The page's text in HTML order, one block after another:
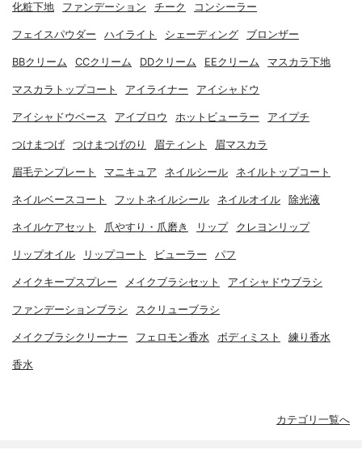
化粧下地 ファンデーション チーク コンシーラー
フェイスパウダー ハイライト シェーディング ブロンザー
BBクリーム CCクリーム DDクリーム EEクリーム マスカラ下地
マスカラトップコート アイライナー アイシャドウ
アイシャドウベース アイブロウ ホットビューラー アイプチ
つけまつげ つけまつげのり 眉ティント 眉マスカラ
眉毛テンプレート マニキュア ネイルシール ネイルトップコート
ネイルベースコート フットネイルシール ネイルオイル 除光液
ネイルケアセット 爪やすり・爪磨き リップ クレヨンリップ
リップオイル リップコート ビューラー パフ
メイクキープスプレー メイクブラシセット アイシャドウブラシ
ファンデーションブラシ スクリューブラシ
メイクブラシクリーナー フェロモン香水 ボディミスト 練り香水
香水
カテゴリ一覧へ